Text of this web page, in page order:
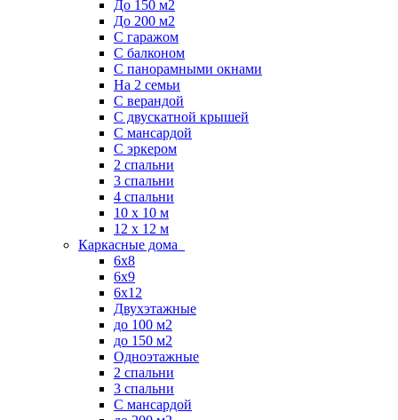
До 150 м2
До 200 м2
С гаражом
С балконом
С панорамными окнами
На 2 семьи
С верандой
С двускатной крышей
С мансардой
С эркером
2 спальни
3 спальни
4 спальни
10 x 10 м
12 x 12 м
Каркасные дома
6х8
6х9
6х12
Двухэтажные
до 100 м2
до 150 м2
Одноэтажные
2 спальни
3 спальни
С мансардой